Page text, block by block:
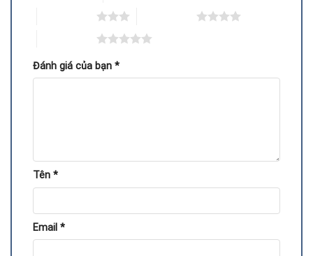
Tháo vỏ cũ cẩn thận, vệ sinh bo mạch và hệ thống tản
Lắp vỏ mới chính xác, cố định chắc chắn bằng ốc chuyên
dụng.
mạch card Biostar chứa nhiều linh kiện nhạy cảm, dễ hỏng
nếu thao tác sai.
Những lưu ý khi thay vỏ ngoài card Biostar
Đảm bảo chọn vỏ thay thế tương thích với dòng card
Đánh giá của bạn *
Tên *
Email *